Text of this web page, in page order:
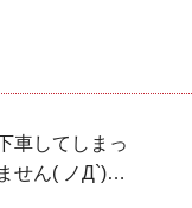
車してしまっ
せん( ノД`)…